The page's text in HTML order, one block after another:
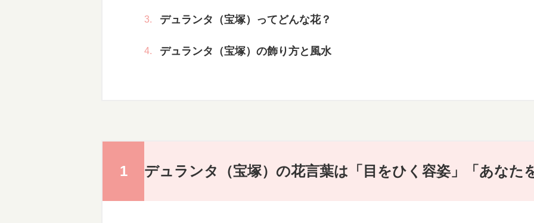
デュランタ（宝塚）ってどんな花？
デュランタ（宝塚）の飾り方と風水
デュランタ（宝塚）の花言葉は「目をひく容姿」「あなた